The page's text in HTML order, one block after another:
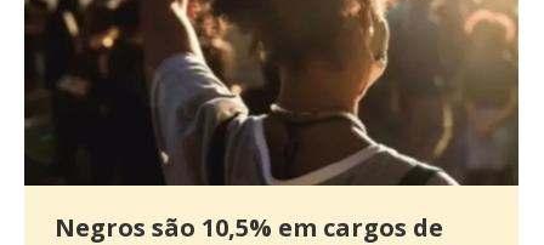
Negros são 10,5% em cargos de